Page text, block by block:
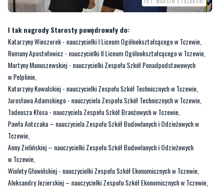
I tak nagrody Starosty powędrowały do:
Katarzyny Wieczorek - nauczycielki I Liceum Ogólnokształcącego w Tczewie,
Romany Apostołowicz - nauczycielki II Liceum Ogólnokształcącego w Tczewie,
Martyny Manuszewskiej - nauczycielki Zespołu Szkół Ponadpodstawowych
w Pelplinie,
Katarzyny Kowalskiej - nauczycielki Zespołu Szkół Technicznych w Tczewie,
Jarosława Adamskiego - nauczyciela Zespołu Szkół Technicznych w Tczewie,
Tadeusza Kłosa - nauczyciela Zespołu Szkół Branżowych w Tczewie,
Pawła Antczaka – nauczyciela Zespołu Szkół Budowlanych i Odzieżowych w
Tczewie,
Anny Zielińskiej – nauczycielki Zespołu Szkół Budowlanych i Odzieżowych
w Tczewie,
Wiolety Głowińskiej - nauczycielki Zespołu Szkół Ekonomicznych w Tczewie,
Aleksandry Jezierskiej – nauczycielki Zespołu Szkół Ekonomicznych w Tczewie,